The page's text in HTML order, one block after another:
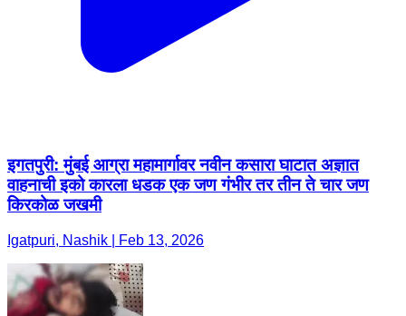
इगतपुरी: मुंबई आग्रा महामार्गावर नवीन कसारा घाटात अज्ञात
वाहनाची इको कारला धडक एक जण गंभीर तर तीन ते चार जण
किरकोळ जखमी
Igatpuri, Nashik | Feb 13, 2026